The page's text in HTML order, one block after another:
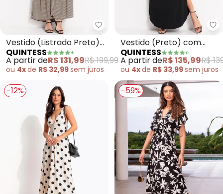
Quintess - Vestido (Listrado
Vestido (Listrado Preto)
em Viscose Plana
QUINTESS
A partir deR$ 131,99R$ 199,99
ou 4xde R$ 32,99sem juros
Vestido (Preto) com
Fendas nas Laterais
QUINTESS
A partir deR$ 135,99R$
ou 4xde R$ 33,99sem juros
-12% -59%